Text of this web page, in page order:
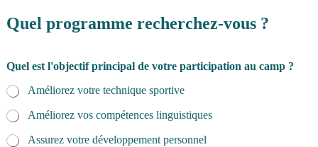
Quel programme recherchez-vous ?
Quel est l'objectif principal de votre participation au camp ?
Améliorez votre technique sportive
Améliorez vos compétences linguistiques
Assurez votre développement personnel